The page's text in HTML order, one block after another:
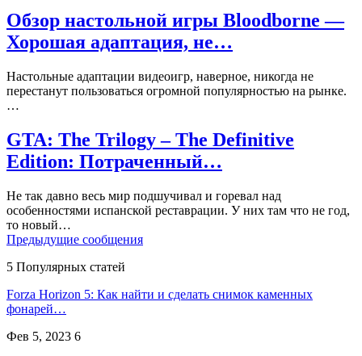
Обзор настольной игры Bloodborne —
Хорошая адаптация, не…
Настольные адаптации видеоигр, наверное, никогда не
перестанут пользоваться огромной популярностью на рынке.
…
GTA: The Trilogy – The Definitive
Edition: Потраченный…
Не так давно весь мир подшучивал и горевал над
особенностями испанской реставрации. У них там что не год,
то новый…
Предыдущие сообщения
5 Популярных статей
Forza Horizon 5: Как найти и сделать снимок каменных
фонарей…
Фев 5, 2023 6